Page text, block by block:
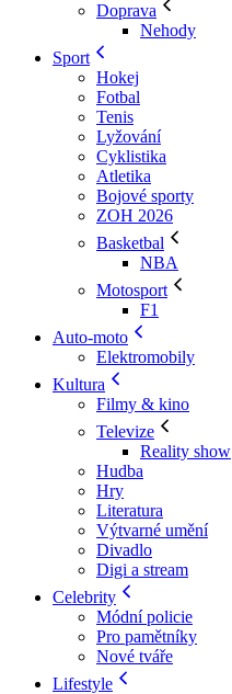
Doprava
Nehody
Sport
Hokej
Fotbal
Tenis
Lyžování
Cyklistika
Atletika
Bojové sporty
ZOH 2026
Basketbal
NBA
Motosport
F1
Auto-moto
Elektromobily
Kultura
Filmy & kino
Televize
Reality show
Hudba
Hry
Literatura
Výtvarné umění
Divadlo
Digi a stream
Celebrity
Módní policie
Pro pamětníky
Nové tváře
Lifestyle